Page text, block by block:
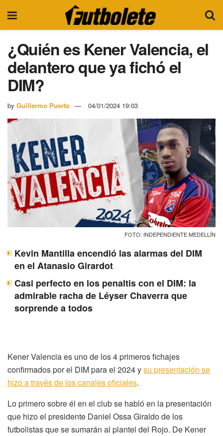
¿Quién es Kener Valencia, el
delantero que ya fichó el
DIM?
by Guillermo Puerto 04/01/2024 19:03
FOTO: INDEPENDIENTE MEDELLÍN
Kevin Mantilla encendió las alarmas del DIM
en el Atanasio Girardot
Casi perfecto en los penaltis con el DIM: la
admirable racha de Léyser Chaverra que
sorprende a todos
Kener Valencia es uno de los 4 primeros fichajes
confirmados por el DIM para el 2024 ysu presentación se
hizo a través de los canales oficiales.
Lo primero sobre él en el club se habló en la presentación
que hizo el presidente Daniel Ossa Giraldo de los
futbolistas que se sumarán al plantel del Rojo. De Kener